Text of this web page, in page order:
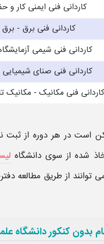
کاردانی فنی ایمنی کار و
کاردانی فنی برق -
کاردانی فنی شیمی
کاردانی فنی صنای
کاردانی فنی مکانیک -
است در هر دوره از ثبت
شده از سوی دانشگاه
توانند از طریق مطالعه
بدون کنکور دانشگاه